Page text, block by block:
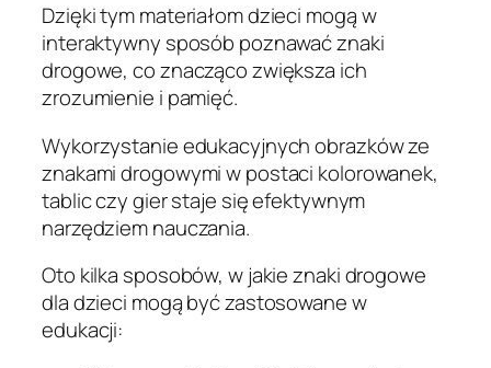
Dzięki tym materiałom dzieci mogą w
interaktywny sposób poznawać znaki
drogowe, co znacząco zwiększa ich
zrozumienie i pamięć.
Wykorzystanie edukacyjnych obrazków ze
znakami drogowymi w postaci kolorowanek,
tablic czy gier staje się efektywnym
narzędziem nauczania.
Oto kilka sposobów, w jakie znaki drogowe
dla dzieci mogą być zastosowane w
edukacji: